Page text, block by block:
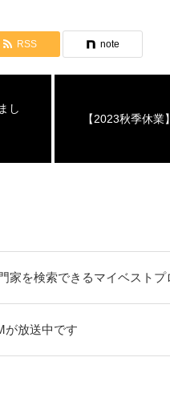
RSS note
し
【2023秋季休
家を検索できるマイベスト
が放送中です